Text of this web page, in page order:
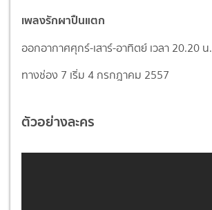
เพลงรักผาปืนแตก
ออกอากาศศุกร์-เสาร์-อาทิตย์ เวลา 20.20 น.
ทางช่อง 7 เริ่ม 4 กรกฎาคม 2557
ตัวอย่างละคร